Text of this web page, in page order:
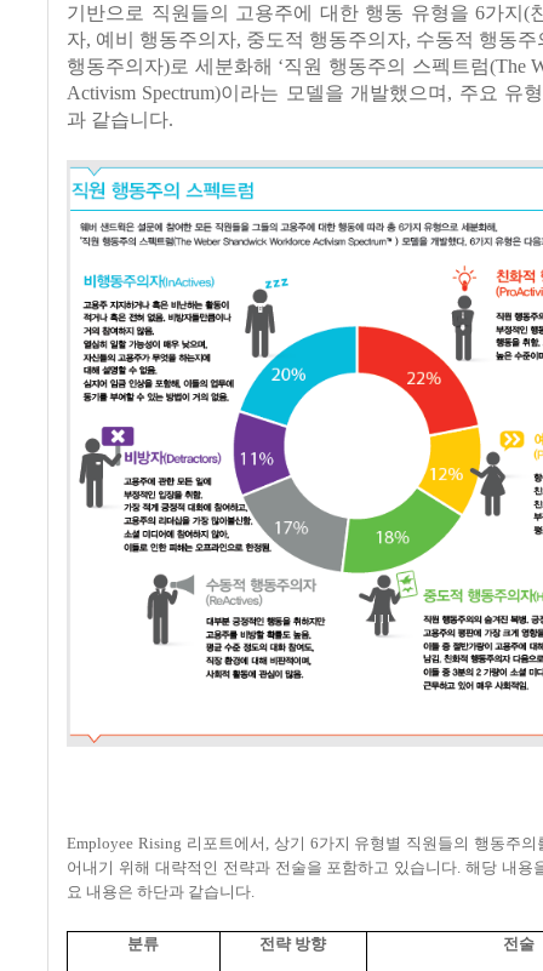
기반으로 직원들의 고용주에 대한 행동 유형을 6가지(
자, 예비 행동주의자, 중도적 행동주의자, 수동적 행동
행동주의자)로 세분화해 ‘직원 행동주의 스펙트럼(The
Activism Spectrum)이라는 모델을 개발했으며, 주요 유
과 같습니다.
Employee Rising 리포트에서, 상기 6가지 유형별 직원들의 행동주
어내기 위해 대략적인 전략과 전술을 포함하고 있습니다. 해당 내용
요 내용은 하단과 같습니다.
분류 전략 방향 전술